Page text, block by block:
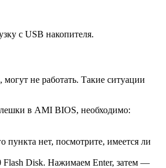
с USB накопителя.
не работать. Такие ситуации
в AMI BIOS, необходимо:
нет, посмотрите, имеется ли
Flash Disk. Нажимаем Enter, затем —